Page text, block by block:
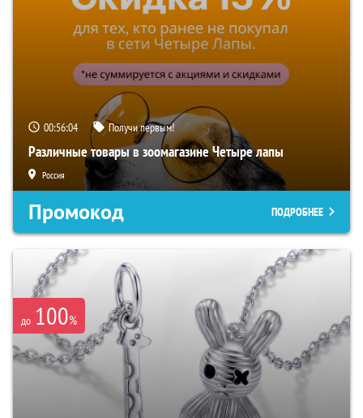
00:56:03 Получи первым!
Различные товары в зоомагазине Четыре лапы
Россия
Промокод ПОДРОБНЕЕ
до 100%